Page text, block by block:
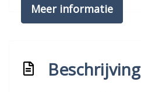
Overige
Bestuurdersairbag
Bluetooth
Meer informatie
Beschrijving